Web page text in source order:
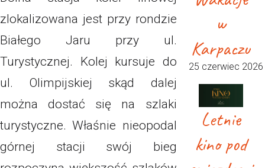
zlokalizowana jest przy rondzie
Białego Jaru przy ul.
Turystycznej. Kolej kursuje do
ul. Olimpijskiej skąd dalej
można dostać się na szlaki
turystyczne. Właśnie nieopodal
górnej stacji swój bieg
w
Karpaczu
25 czerwiec 2026
Letnie
kino pod